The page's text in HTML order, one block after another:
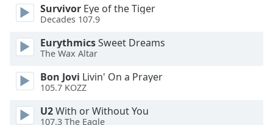
dialog
Escape
cancel
and
Survivor Eye of the Tiger
Decades 107.9
EurythmicsSweet Dreams
The Wax Altar
Bon Jovi Livin' On a Prayer
105.7 KOZZ
U2With or Without You
107.3 The Eagle